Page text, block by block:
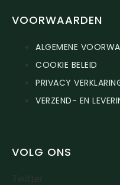
VOORWAARDEN
ALGEMENE
COOKIE BELEID
PRIVACY
VERZEND- EN
VOLG ONS
Twitter